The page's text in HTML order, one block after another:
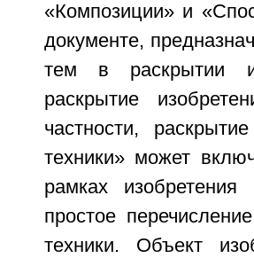
«Композиции» и
документе,
тем в раскрытии
раскрытие
частности,
техники» может
рамках
простое
техники. Объект